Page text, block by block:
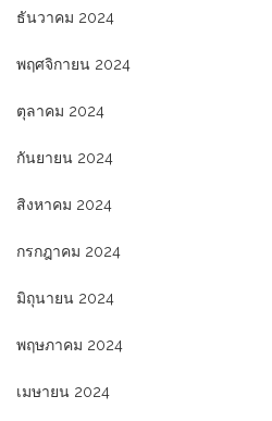
ธันวาคม 2024
พฤศจิกายน 2024
ตุลาคม 2024
กันยายน 2024
สิงหาคม 2024
กรกฎาคม 2024
มิถุนายน 2024
พฤษภาคม 2024
เมษายน 2024